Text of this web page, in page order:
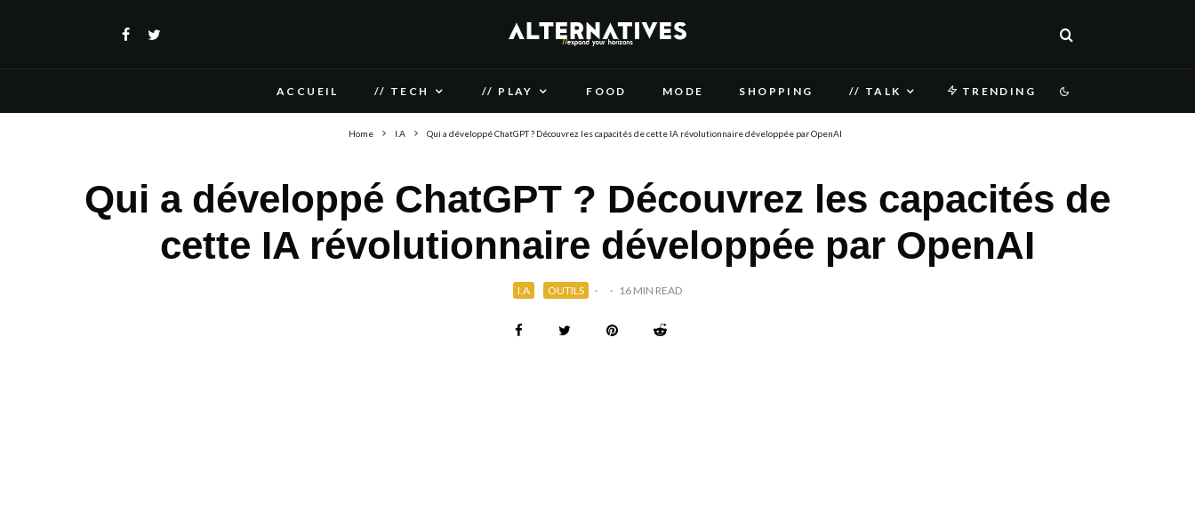
ACCUEIL // TECH // PLAY FOOD MODE SHOPPING // TALK TRENDING
Home I.A Qui a développé ChatGPT ? Découvrez les capacités de cette IA révolutionnaire développée par OpenAI
Qui a développé ChatGPT ? Découvrez les capacités de
cette IA révolutionnaire développée par OpenAI
I.A OUTILS · · 16 MIN READ